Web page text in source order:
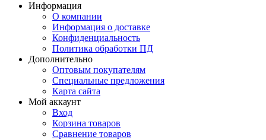
Информация
О компании
Информация о доставке
Конфиденциальность
Политика обработки ПД
Дополнительно
Оптовым покупателям
Специальные предложения
Карта сайта
Мой аккаунт
Вход
Корзина товаров
Сравнение товаров